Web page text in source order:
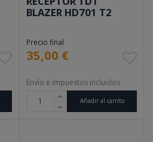
BLAZER HD701 T2
Precio final
35,00 €
Envío e impuestos incluidos
Añadir al carrito